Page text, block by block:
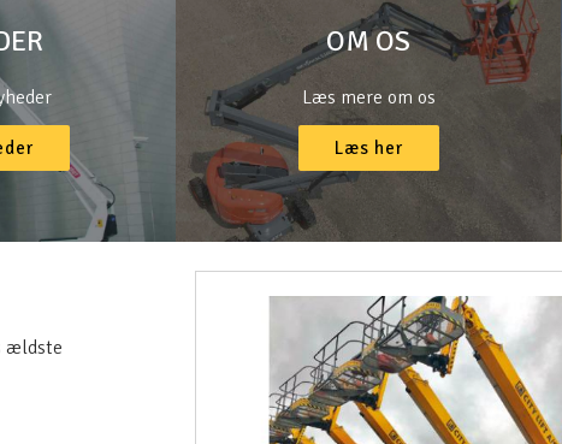
OM OS
Læs mere om os
Læs her
ældste